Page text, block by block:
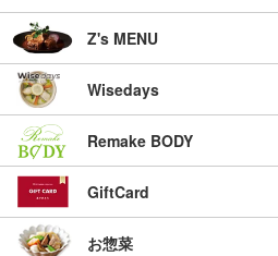
企画室）
企画室）
投稿日：2025/08/25
（３名分）
Z's MENU
Wisedays
Remake BODY
GiftCard
お惣菜